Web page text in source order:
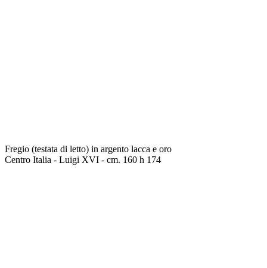
Fregio (testata di letto) in argento lacca e oro
Centro Italia - Luigi XVI - cm. 160 h 174